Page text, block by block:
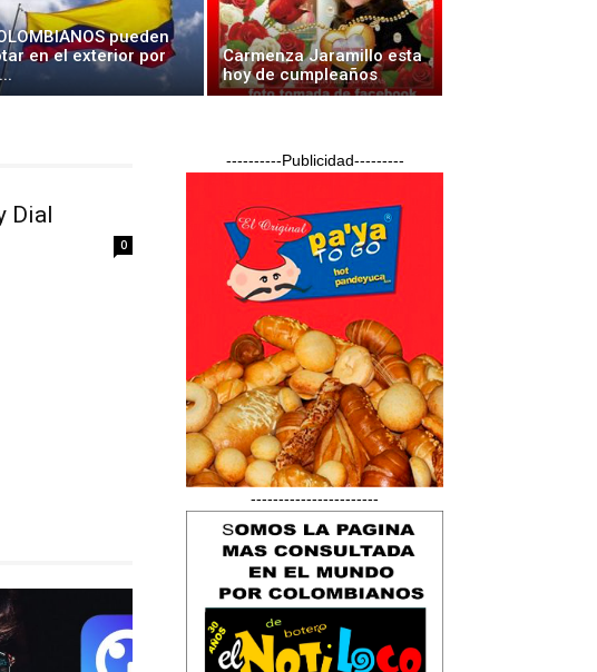
pueden
en el exterior por
Carmenza Jaramillo esta
hoy de cumpleaños
Dial
0
----------Publicidad---------
-----------------------